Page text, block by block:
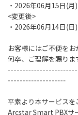
・2026年06月15日(
<変更後>
・2026年06月14日(
お客様にはご不便をお
何卒、ご理解を賜りま
--------------------
平素より本サービスを
Arcstar Smart PBXサ